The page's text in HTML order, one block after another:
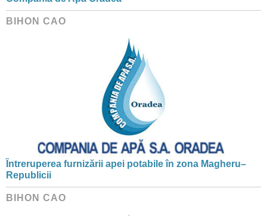
BIHON CAO
Întreruperea furnizării apei potabile în zona Magheru–
Republicii
BIHON CAO